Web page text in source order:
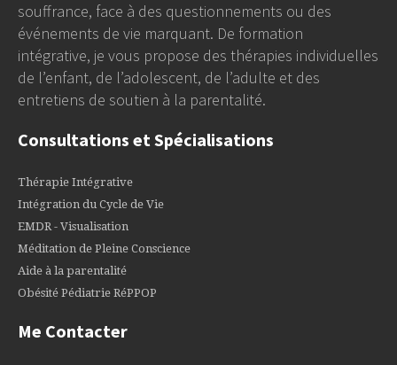
souffrance, face à des questionnements ou des
événements de vie marquant. De formation
intégrative, je vous propose des thérapies individuelles
de l’enfant, de l’adolescent, de l’adulte et des
entretiens de soutien à la parentalité.
Consultations et Spécialisations
Thérapie Intégrative
Intégration du Cycle de Vie
EMDR - Visualisation
Méditation de Pleine Conscience
Aide à la parentalité
Obésité Pédiatrie RéPPOP
Me Contacter